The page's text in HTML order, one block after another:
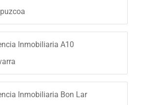
Inmobiliaria A10
Inmobiliaria Bon Lar